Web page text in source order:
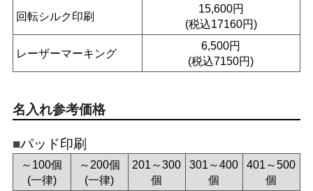
回転シルク印刷
15,600円
(税込17160円)
レーザーマーキング
6,500円
(税込7150円)
名入れ参考価格
パッド印刷
～100個
(一律)
～200個
(一律)
201～300
個
301～400
個
401～500
個